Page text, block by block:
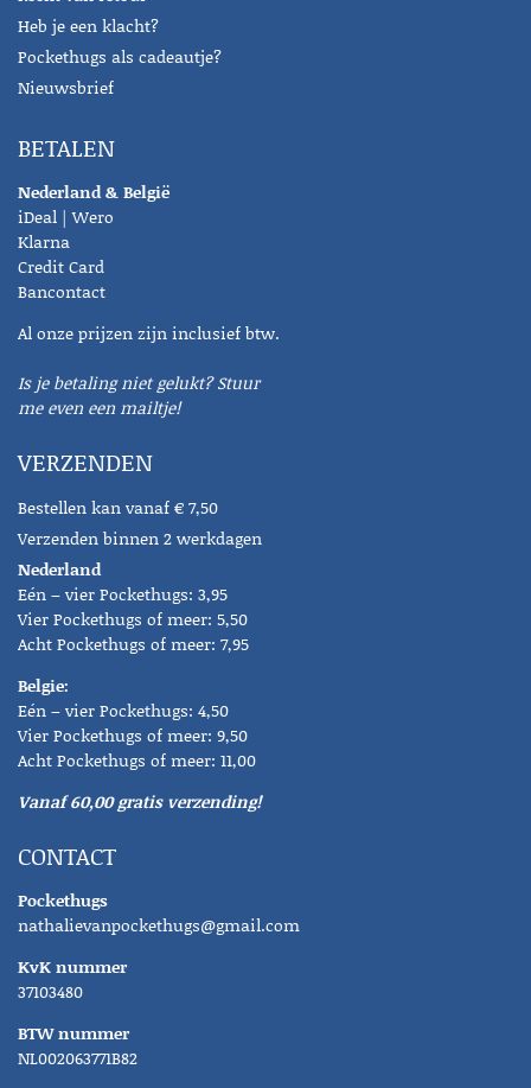
Heb je een klacht?
Pockethugs als cadeautje?
Nieuwsbrief
BETALEN
Nederland & België
iDeal | Wero
Klarna
Credit Card
Bancontact
Al onze prijzen zijn inclusief btw.
Is je betaling niet gelukt? Stuur
me even een mailtje!
VERZENDEN
Bestellen kan vanaf € 7,50
Verzenden binnen 2 werkdagen
Nederland
Eén – vier Pockethugs: 3,95
Vier Pockethugs of meer: 5,50
Acht Pockethugs of meer: 7,95
Belgie:
Eén – vier Pockethugs: 4,50
Vier Pockethugs of meer: 9,50
Acht Pockethugs of meer: 11,00
Vanaf 60,00 gratis verzending!
CONTACT
Pockethugs
nathalievanpockethugs@gmail.com
KvK nummer
37103480
BTW nummer
NL002063771B82